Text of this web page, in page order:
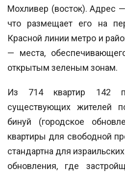
Мохливер (восток). Адрес
что размещает его на
Красной линии метро и
— места,
открытым зеленым зонам.
Из 714 квартир 142
существующих жителей
бинуй (городское
квартиры для свободной
стандартна для
обновления, где